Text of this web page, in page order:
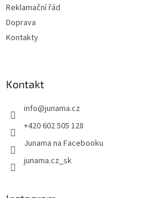
Reklamační řád
Doprava
Kontakty
Kontakt
info@junama.cz
+420 602 505 128
Junama na Facebooku
junama.cz_sk